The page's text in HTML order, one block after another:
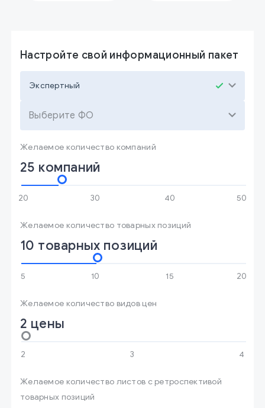
Настройте свой информационный пакет
Выберите ФО
Желаемое количество компаний
25 компаний
Желаемое количество товарных позиций
10 товарных позиций
Желаемое количество видов цен
2 цены
Желаемое количество листов с ретроспективой
товарных позиций